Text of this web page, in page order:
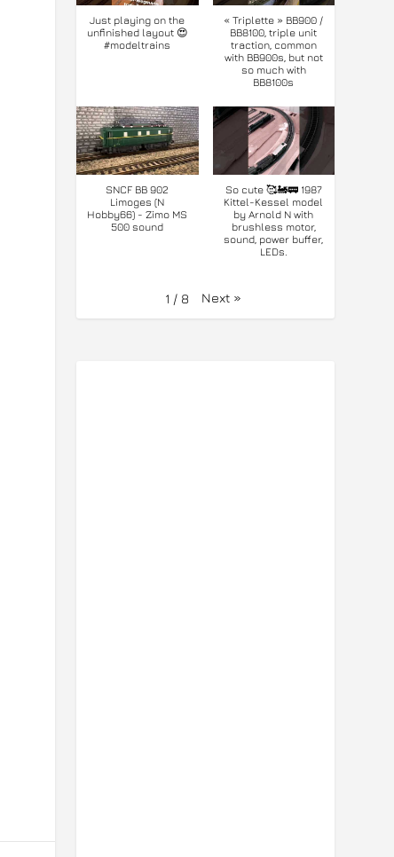
Just playing on the
unfinished layout 😍
#modeltrains
« Triplette » BB900 /
BB8100, triple unit
traction, common
with BB900s, but not
so much with
BB8100s
SNCF BB 902
Limoges (N
Hobby66) - Zimo MS
500 sound
So cute 🥰🚂🚃 1987
Kittel-Kessel model
by Arnold N with
brushless motor,
sound, power buffer,
LEDs.
1 / 8 Next »